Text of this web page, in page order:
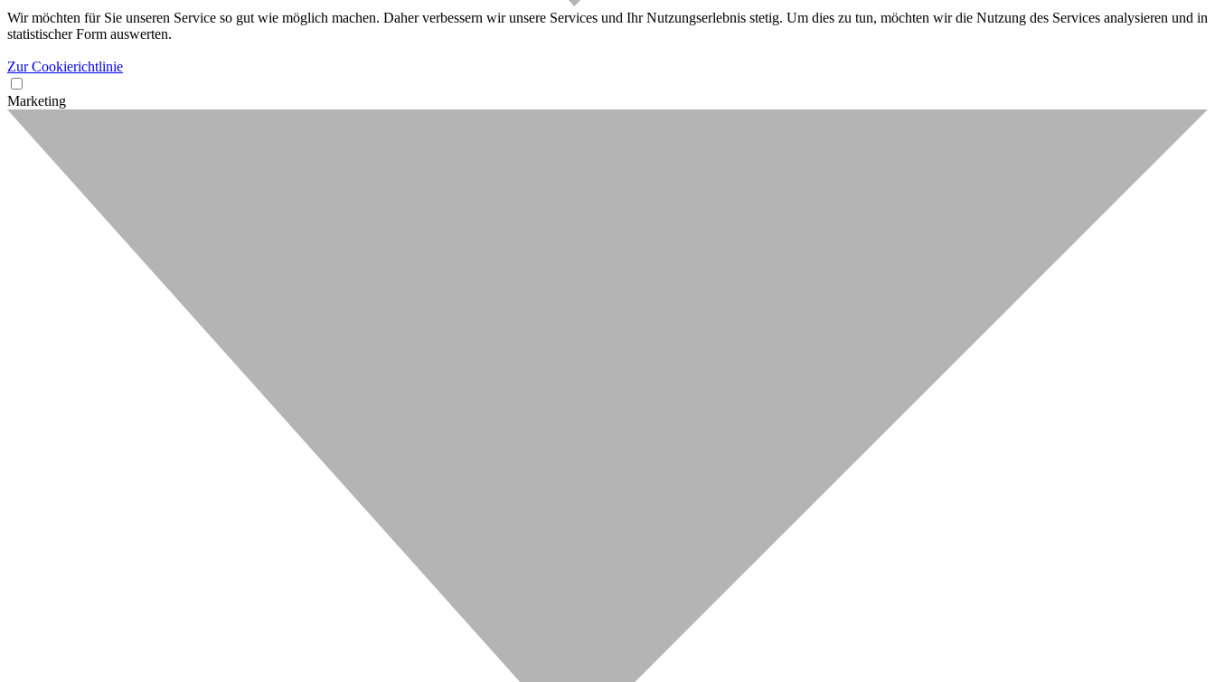
Wir möchten für Sie unseren Service so gut wie möglich machen. Daher verbessern wir unsere Services und Ihr Nutzungserlebnis stetig. Um dies zu tun, möchten wir die Nutzung des Services analysieren und in
statistischer Form auswerten.
Zur Cookierichtlinie
Marketing